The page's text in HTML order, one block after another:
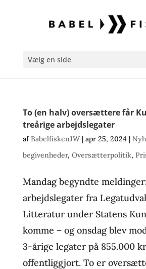
Vælg en side
To (en halv) oversættere får
treårige arbejdslegater
afBabelfiskenJW| apr 25, 2024 |
begivenheder, Oversætterpolitik,
Mandag begyndte
arbejdslegater fra
Litteratur under Statens
komme – og onsdag blev
3-årige legater på 855.000
offentliggjort. To er